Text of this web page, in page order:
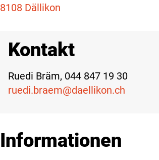
8108 Dällikon
Kontakt
Ruedi Bräm, 044 847 19 30
ruedi.braem@daellikon.ch
Informationen